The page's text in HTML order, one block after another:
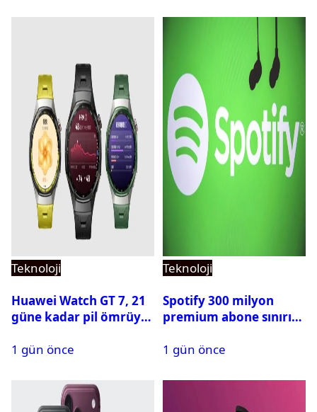
Teknoloji
Huawei Watch GT 7, 21
güne kadar pil ömrüyle
1 gün önce
Teknoloji
Spotify 300 milyon
premium abone sınırını
1 gün önce